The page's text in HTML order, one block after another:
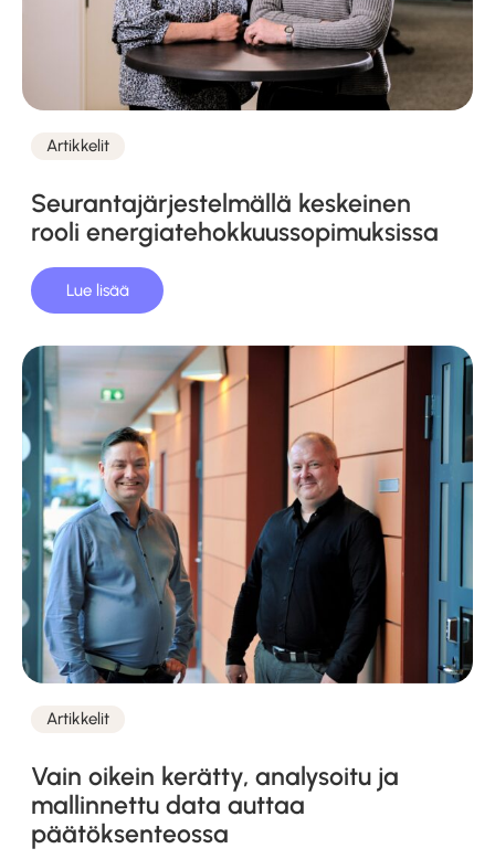
Artikkelit
Seuranta­järjestelmällä keskeinen
rooli energia­tehokkuus­sopimuksissa
Lue lisää
Artikkelit
Vain oikein kerätty, analysoitu ja
mallinnettu data auttaa
päätöksenteossa